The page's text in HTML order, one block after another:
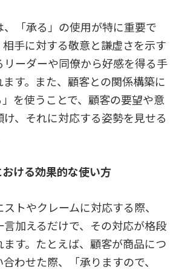
、「承る」の使用が特に重要で
手に対する敬意と謙虚さを示す
リーダーや同僚から好感を得る手
す。また、顧客との関係構築に
を使うことで、顧客の要望や意
、それに対応する姿勢を見せる
ける効果的な使い方
トやクレームに対応する際、
言加えるだけで、その対応が格段
す。たとえば、顧客が商品につ
わせた際、「承りますので、